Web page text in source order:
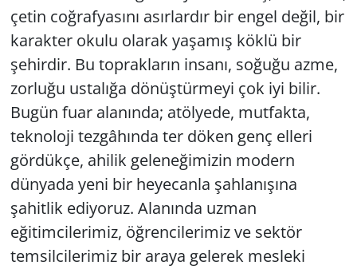
çetin coğrafyasını asırlardır bir engel değil, bir
karakter okulu olarak yaşamış köklü bir
şehirdir. Bu toprakların insanı, soğuğu azme,
zorluğu ustalığa dönüştürmeyi çok iyi bilir.
Bugün fuar alanında; atölyede, mutfakta,
teknoloji tezgâhında ter döken genç elleri
gördükçe, ahilik geleneğimizin modern
dünyada yeni bir heyecanla şahlanışına
şahitlik ediyoruz. Alanında uzman
eğitimcilerimiz, öğrencilerimiz ve sektör
temsilcilerimiz bir araya gelerek mesleki